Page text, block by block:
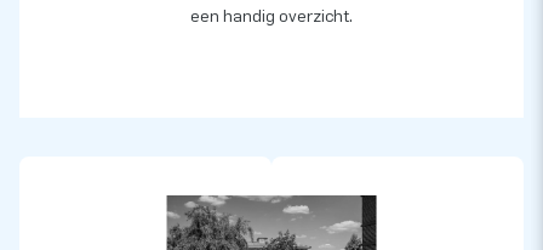
een handig overzicht.